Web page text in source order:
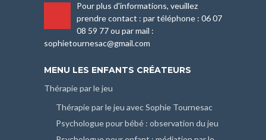
Pour plus d'informations, veuillez
prendre contact : par téléphone : 06 07
08 59 77 ou par mail :
sophietournesac@gmail.com
MENU LES ENFANTS CRÉATEURS
Thérapie par le jeu
Thérapie par le jeu avec Sophie Tournesac
Psychologue pour bébé : observation du jeu